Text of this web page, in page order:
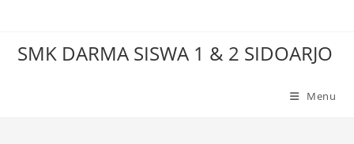
contentSMK DARMA SISWA 1 & 2 SIDOARJO
Menu